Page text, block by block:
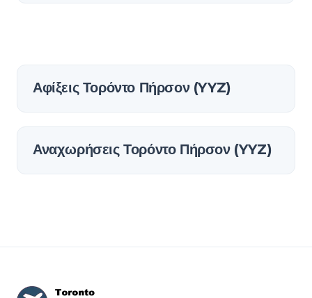
Αφίξεις Τορόντο Πήρσον (YYZ)
Αναχωρήσεις Τορόντο Πήρσον (YYZ)